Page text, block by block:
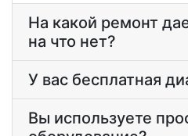
На какой ремонт
на что нет?
У вас бесплатная
Вы используете